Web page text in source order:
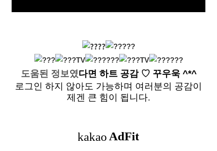
도움된 정보였다면 하트 공감 ♡ 꾸우욱 ^*^
로그인 하지 않아도 가능하며 여러분의 공감이
제겐 큰 힘이 됩니다.